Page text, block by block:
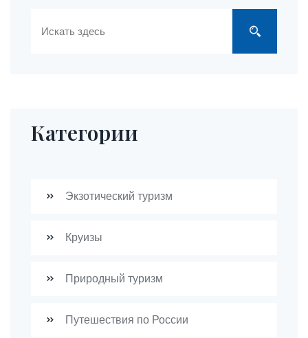
Категории
Экзотический туризм
Круизы
Природный туризм
Путешествия по России